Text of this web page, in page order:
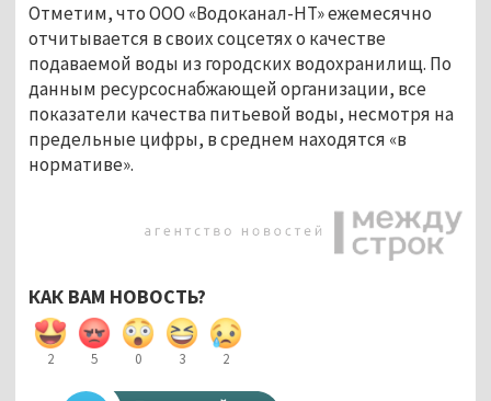
Отметим, что ООО «Водоканал-НТ» ежемесячно
отчитывается в своих соцсетях о качестве
подаваемой воды из городских водохранилищ. По
данным ресурсоснабжающей организации, все
показатели качества питьевой воды, несмотря на
предельные цифры, в среднем находятся «в
нормативе».
КАК ВАМ НОВОСТЬ?
2 5 0 3 2